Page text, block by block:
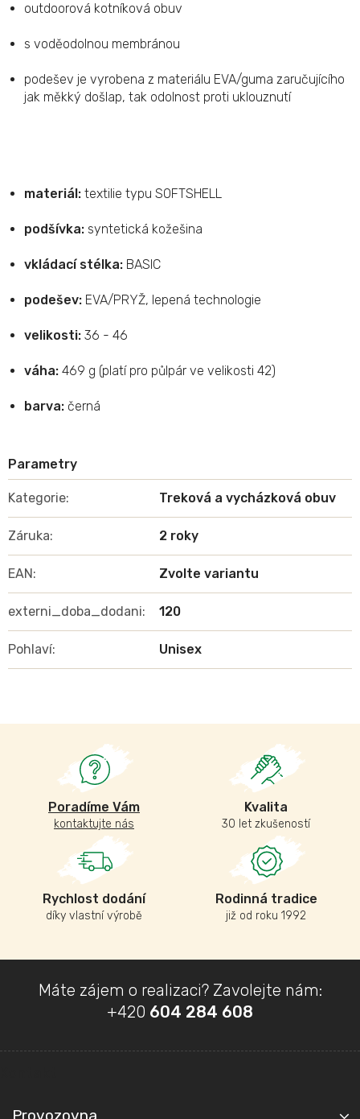
Poradíme Vám
kontaktujte nás
Kvalita
30 let zkušeností
Rychlost dodání
díky vlastní výrobě
Rodinná tradice
již od roku 1992
outdoorová kotníková obuv
s voděodolnou membránou
podešev je vyrobena z materiálu EVA/guma zaručujícího
jak měkký došlap, tak odolnost proti uklouznutí
materiál: textilie typu SOFTSHELL
podšívka: syntetická kožešina
vkládací stélka: BASIC
podešev: EVA/PRYŽ, lepená technologie
velikosti: 36 - 46
váha: 469 g (platí pro půlpár ve velikosti 42)
barva: černá
Kategorie: Treková a vycházková obuv
Záruka: 2 roky
EAN: Zvolte variantu
externi_doba_dodani: 120
Pohlaví: Unisex
a
Máte zájem o realizaci? Zavolejte nám:
+420 604 284 608